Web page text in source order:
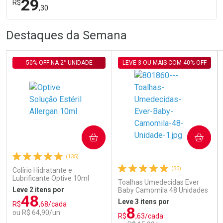
R$29,30
Laboratório
Comprar sem Desconto
Por R$ 29,30/cada
Por Menos
Comprar sem Desconto
Por R$ 29,30/cada
Destaques da Semana
(135)
Colírio Hidratante e
Lubrificante Optive 10ml
50% OFF NA 2° UNIDADE
Leve 2 itens por
R$48,68/cada
ou R$ 64,90/un
COMPRAR
(30)
Toalhas Umedecidas Ever
Baby Camomila 48 Unidades
LEVE 3 OU MAIS COM 40% OFF
Leve 3 itens por
R$8,63/cada
COMPRAR